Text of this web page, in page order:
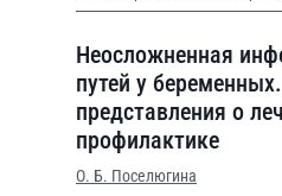
Неосложненная
путей у
представления о
профилактике
О. Б. Поселюгина